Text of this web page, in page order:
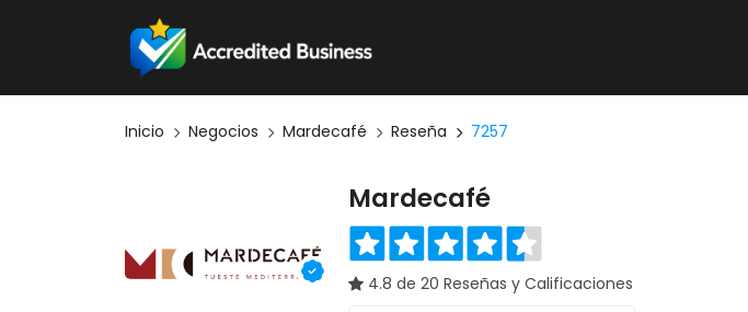
Inicio Negocios Mardecafé Reseña 7257
Mardecafé
4.8 de 20 Reseñas y Calificaciones